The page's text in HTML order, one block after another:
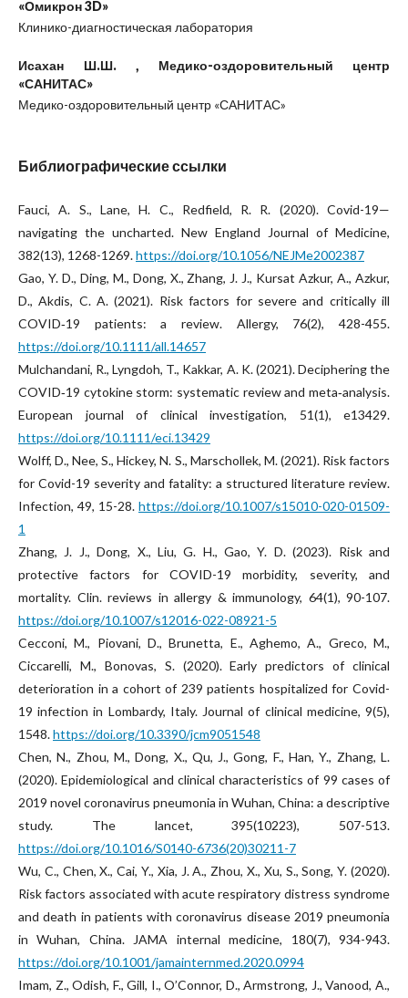
«Омикрон 3D»
Клинико-диагностическая лаборатория
Исахан Ш.Ш. , Медико-оздоровительный центр
«САНИТАС»
Медико-оздоровительный центр «САНИТАС»
Библиографические ссылки
Fauci, A. S., Lane, H. C., Redfield, R. R. (2020). Covid-19—
navigating the uncharted. New England Journal of Medicine,
382(13), 1268-1269.https://doi.org/10.1056/NEJMe2002387
Gao, Y. D., Ding, M., Dong, X., Zhang, J. J., Kursat Azkur, A., Azkur,
D., Akdis, C. A. (2021). Risk factors for severe and critically ill
COVID‐19 patients: a review. Allergy, 76(2), 428-455.
https://doi.org/10.1111/all.14657
Mulchandani, R., Lyngdoh, T., Kakkar, A. K. (2021). Deciphering the
COVID‐19 cytokine storm: systematic review and meta‐analysis.
European journal of clinical investigation, 51(1), e13429.
https://doi.org/10.1111/eci.13429
Wolff, D., Nee, S., Hickey, N. S., Marschollek, M. (2021). Risk factors
for Covid-19 severity and fatality: a structured literature review.
Infection, 49, 15-28. https://doi.org/10.1007/s15010-020-01509-
1
Zhang, J. J., Dong, X., Liu, G. H., Gao, Y. D. (2023). Risk and
protective factors for COVID-19 morbidity, severity, and
mortality. Clin. reviews in allergy & immunology, 64(1), 90-107.
https://doi.org/10.1007/s12016-022-08921-5
Cecconi, M., Piovani, D., Brunetta, E., Aghemo, A., Greco, M.,
Ciccarelli, M., Bonovas, S. (2020). Early predictors of clinical
deterioration in a cohort of 239 patients hospitalized for Covid-
19 infection in Lombardy, Italy. Journal of clinical medicine, 9(5),
1548.https://doi.org/10.3390/jcm9051548
Chen, N., Zhou, M., Dong, X., Qu, J., Gong, F., Han, Y., Zhang, L.
(2020). Epidemiological and clinical characteristics of 99 cases of
2019 novel coronavirus pneumonia in Wuhan, China: a descriptive
study. The lancet, 395(10223), 507-513.
https://doi.org/10.1016/S0140-6736(20)30211-7
Wu, C., Chen, X., Cai, Y., Xia, J. A., Zhou, X., Xu, S., Song, Y. (2020).
Risk factors associated with acute respiratory distress syndrome
and death in patients with coronavirus disease 2019 pneumonia
in Wuhan, China. JAMA internal medicine, 180(7), 934-943.
https://doi.org/10.1001/jamainternmed.2020.0994
Imam, Z., Odish, F., Gill, I., O’Connor, D., Armstrong, J., Vanood, A.,